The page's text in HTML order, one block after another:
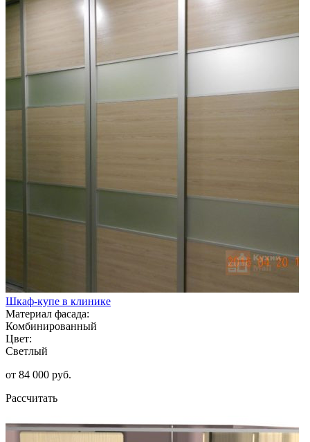
Шкаф-купе в клинике
Материал фасада:
Комбинированный
Цвет:
Светлый
от 84 000 руб.
Рассчитать